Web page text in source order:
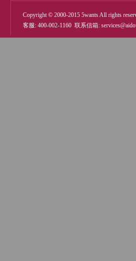
Copyright © 2000-2015 5wants All rights
客服: 400-002-1160 联系信箱: